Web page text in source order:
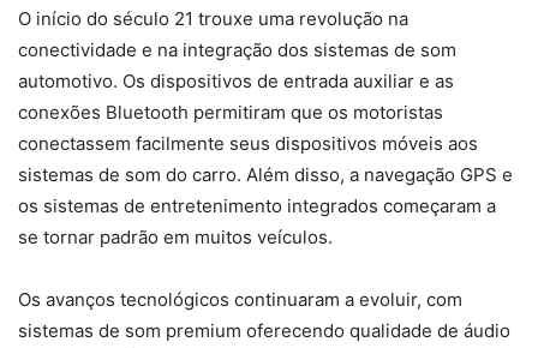
O início do século 21 trouxe uma revolução na
conectividade e na integração dos sistemas de som
automotivo. Os dispositivos de entrada auxiliar e as
conexões Bluetooth permitiram que os motoristas
conectassem facilmente seus dispositivos móveis aos
sistemas de som do carro. Além disso, a navegação GPS e
os sistemas de entretenimento integrados começaram a
se tornar padrão em muitos veículos.
Os avanços tecnológicos continuaram a evoluir, com
sistemas de som premium oferecendo qualidade de áudio